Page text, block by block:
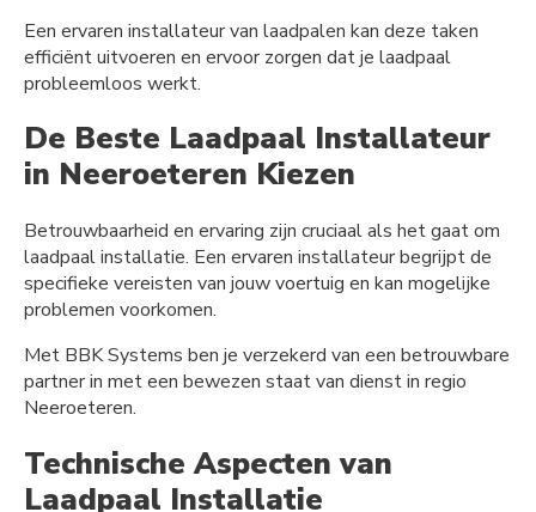
Een ervaren installateur van laadpalen kan deze taken
efficiënt uitvoeren en ervoor zorgen dat je laadpaal
probleemloos werkt.
De Beste Laadpaal Installateur
in Neeroeteren Kiezen
Betrouwbaarheid en ervaring zijn cruciaal als het gaat om
laadpaal installatie. Een ervaren installateur begrijpt de
specifieke vereisten van jouw voertuig en kan mogelijke
problemen voorkomen.
Met BBK Systems ben je verzekerd van een betrouwbare
partner in met een bewezen staat van dienst in regio
Neeroeteren.
Technische Aspecten van
Laadpaal Installatie